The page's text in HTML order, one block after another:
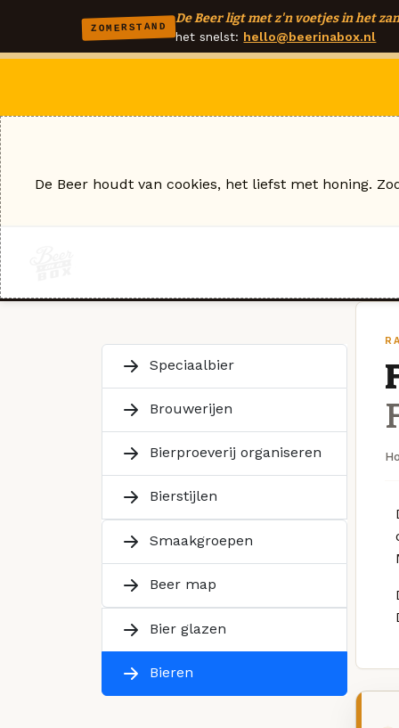
ZOMERSTAND
De Beer ligt met z'n voetjes in het
het snelst: hello@beerinabox.nl
Speciaalbier
Brouwerijen
Bierproeverij organiseren
Bierstijlen
Smaakgroepen
Beer map
Bier glazen
Bieren
De Beer houdt van cookies, het liefst met honing.